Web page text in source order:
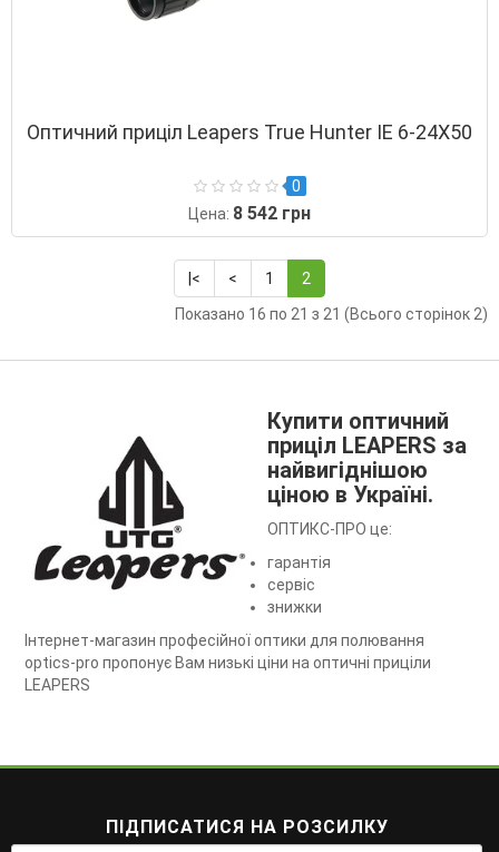
Оптичний приціл Leapers True Hunter ІЕ 6-24Х50
0
Цена: 8 542 грн
|< < 1
2
Показано 16 по 21 з 21 (Всього сторінок 2)
Купити оптичний
приціл LEAPERS за
найвигіднішою
ціною в Україні.
ОПТИКС-ПРО це:
гарантія
сервіс
знижки
Інтернет-магазин професійної оптики для полювання
optics-pro пропонує Вам низькі ціни на оптичні приціли
LEAPERS
ПІДПИСАТИСЯ НА РОЗСИЛКУ